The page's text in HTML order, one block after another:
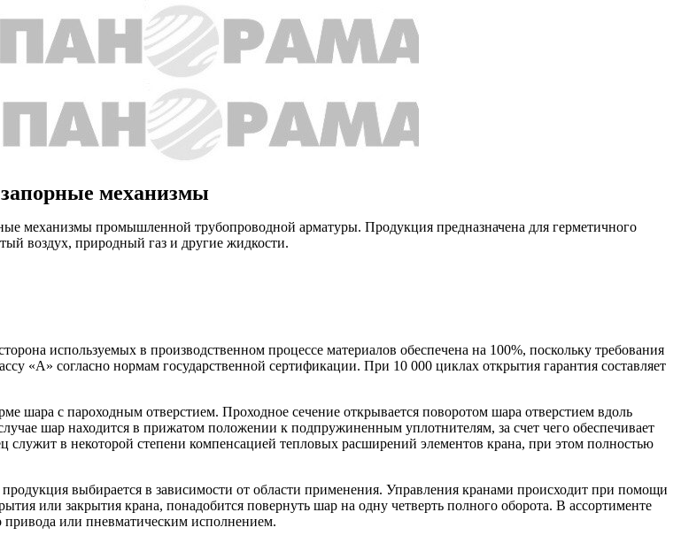
механизмы
механизмы промышленной трубопроводной арматуры. Продукция предназначена для герметичного
воздух, природный газ и другие жидкости.
используемых в производственном процессе материалов обеспечена на 100%, поскольку требования
«А» согласно нормам государственной сертификации. При 10 000 циклах открытия гарантия составляет
шара с пароходным отверстием. Проходное сечение открывается поворотом шара отверстием вдоль
шар находится в прижатом положении к подпружиненным уплотнителям, за счет чего обеспечивает
в некоторой степени компенсацией тепловых расширений элементов крана, при этом полностью
выбирается в зависимости от области применения. Управления кранами происходит при помощи
или закрытия крана, понадобится повернуть шар на одну четверть полного оборота. В ассортименте
или пневматическим исполнением.